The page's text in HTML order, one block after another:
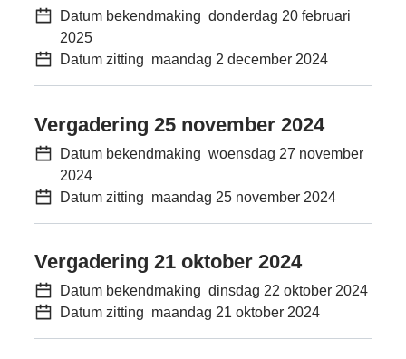
Datum bekendmaking donderdag 20 februari
2025
Datum zitting maandag 2 december 2024
Vergadering 25 november 2024
Datum bekendmaking woensdag 27 november
2024
Datum zitting maandag 25 november 2024
Vergadering 21 oktober 2024
Datum bekendmaking dinsdag 22 oktober 2024
Datum zitting maandag 21 oktober 2024